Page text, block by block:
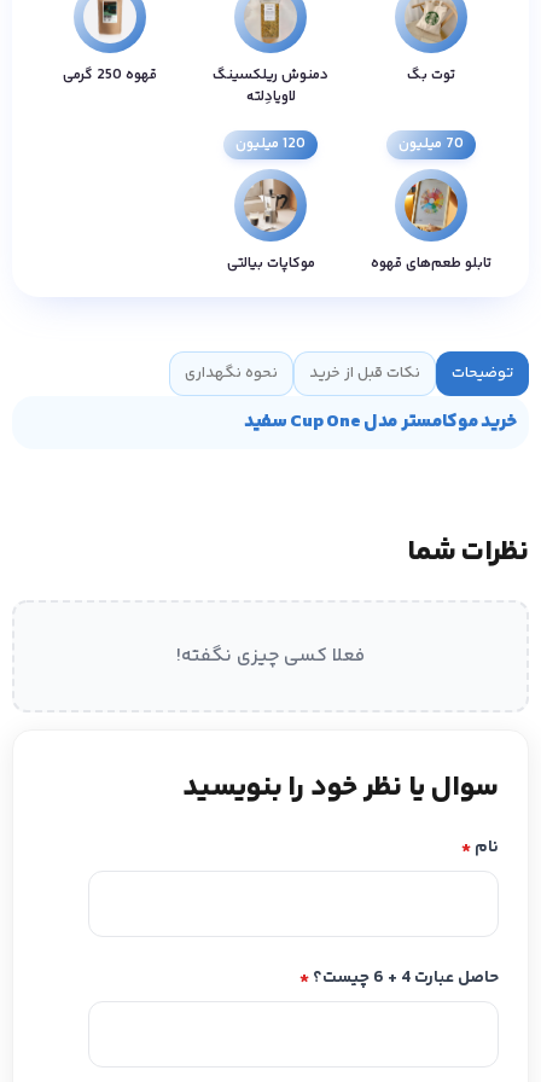
توت بگ
دمنوش ریلکسینگ
لاویادِلته
قهوه 250 گرمی
70 میلیون
تابلو طعم‌های قهوه
120 میلیون
موکاپات بیالتی
توضیحات نکات قبل از خرید نحوه نگهداری
خرید موکامستر مدل Cup One سفید
نظرات شما
فعلا کسی چیزی نگفته!
سوال یا نظر خود را بنویسید
نام*
حاصل عبارت 4 + 6 چیست؟ *